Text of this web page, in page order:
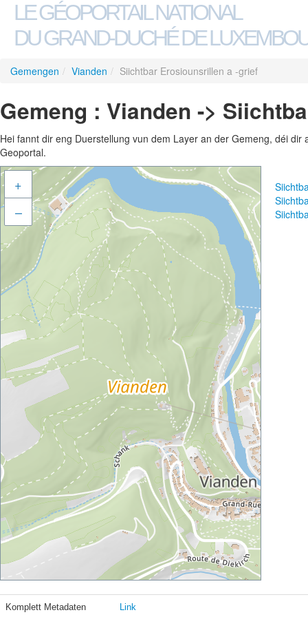
LE GÉOPORTAIL NATIONAL
DU GRAND-DUCHÉ DE
Gemengen / Vianden / Siichtbar Erosiounsrillen a -grief
Gemeng : Vianden ->
Hei fannt dir eng Duerstellung vun dem Layer an der Gemeng, déi
Geoportal.
+
–
Komplett Metadaten Link